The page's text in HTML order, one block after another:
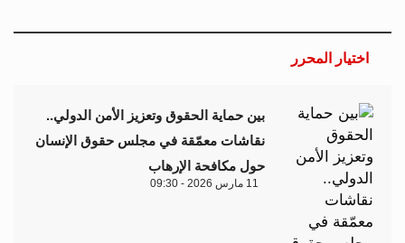
اختيار المحرر
بين حماية الحقوق وتعزيز الأمن الدولي..
نقاشات معمّقة في مجلس حقوق الإنسان
حول مكافحة الإرهاب
11 مارس 2026 - 09:30